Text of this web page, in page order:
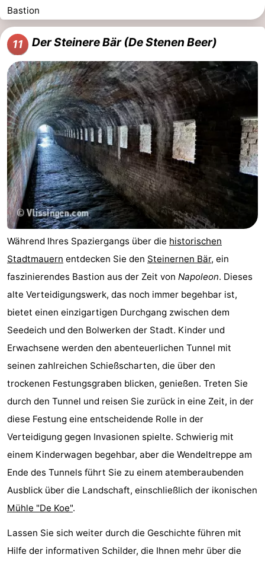
Bastion
11 Der Steinere Bär (De Stenen Beer)
Während Ihres Spaziergangs über die historischen
Stadtmauern entdecken Sie den Steinernen Bär, ein
faszinierendes Bastion aus der Zeit von Napoleon. Dieses
alte Verteidigungswerk, das noch immer begehbar ist,
bietet einen einzigartigen Durchgang zwischen dem
Seedeich und den Bolwerken der Stadt. Kinder und
Erwachsene werden den abenteuerlichen Tunnel mit
seinen zahlreichen Schießscharten, die über den
trockenen Festungsgraben blicken, genießen. Treten Sie
durch den Tunnel und reisen Sie zurück in eine Zeit, in der
diese Festung eine entscheidende Rolle in der
Verteidigung gegen Invasionen spielte. Schwierig mit
einem Kinderwagen begehbar, aber die Wendeltreppe am
Ende des Tunnels führt Sie zu einem atemberaubenden
Ausblick über die Landschaft, einschließlich der ikonischen
Mühle "De Koe".
Lassen Sie sich weiter durch die Geschichte führen mit
Hilfe der informativen Schilder, die Ihnen mehr über die